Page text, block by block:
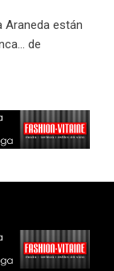
Araneda están
de